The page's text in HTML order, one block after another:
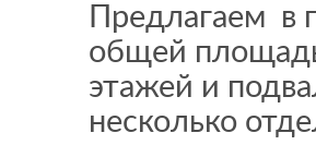
Предлагаем в
общей
этажей и
несколько